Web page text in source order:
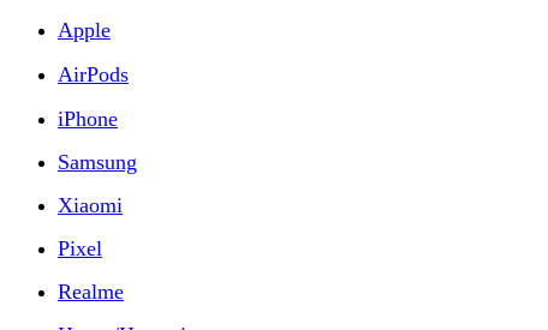
Apple
AirPods
iPhone
Samsung
Xiaomi
Pixel
Realme